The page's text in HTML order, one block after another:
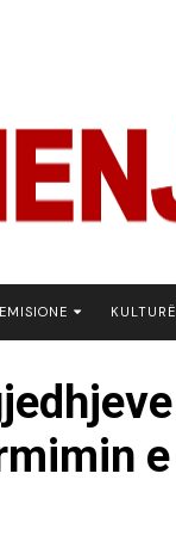
EMISIONE
BOTA NE FOKUS
EKONOMIKS
KULTURË
e